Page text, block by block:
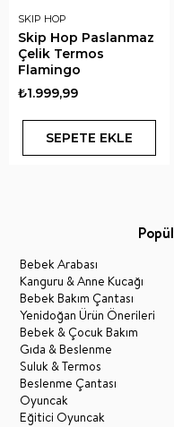
SKIP HOP
Skip Hop Paslanmaz
Çelik Termos
Flamingo
₺1.999,99
SEPETE EKLE
Bebek Arabası
Kanguru & Anne Kucağı
Bebek Bakım Çantası
Yenidoğan Ürün Önerileri
Bebek & Çocuk Bakım
Gıda & Beslenme
Suluk & Termos
Beslenme Çantası
Oyuncak
Eğitici Oyuncak